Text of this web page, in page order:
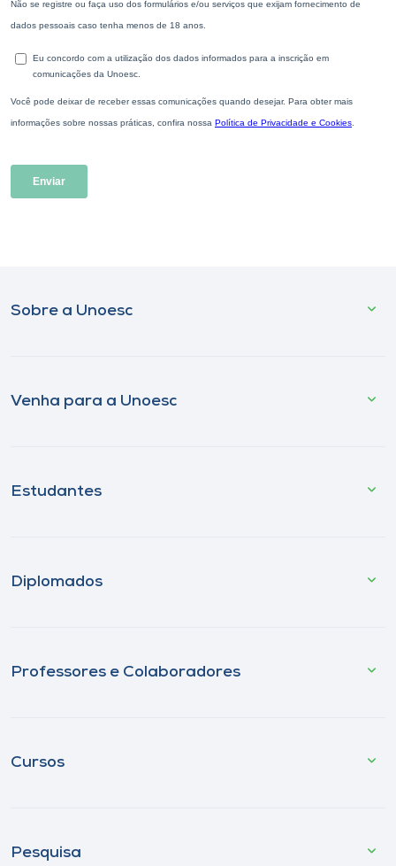
Sobre a Unoesc
Venha para a Unoesc
Estudantes
Diplomados
Professores e Colaboradores
Cursos
Pesquisa